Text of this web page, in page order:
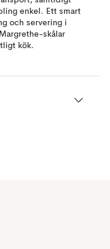
enkel. Ett smart
och servering i
skålar
kök.